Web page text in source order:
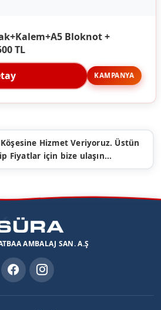
Bloknot +
TL
KAMPANYA
Hizmet Veriyoruz. Üstün
Fiyatlar için bize ulaşın...
AMBALAJ SAN. A.Ş